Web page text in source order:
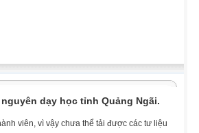
dạy học tỉnh Quảng Ngãi.
viên, vì vậy chưa thể tải được các tư liệu